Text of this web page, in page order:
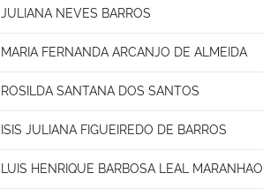
JULIANA NEVES BARROS
MARIA FERNANDA ARCANJO DE ALMEIDA
ROSILDA SANTANA DOS SANTOS
ISIS JULIANA FIGUEIREDO DE BARROS
LUIS HENRIQUE BARBOSA LEAL MARANHAO